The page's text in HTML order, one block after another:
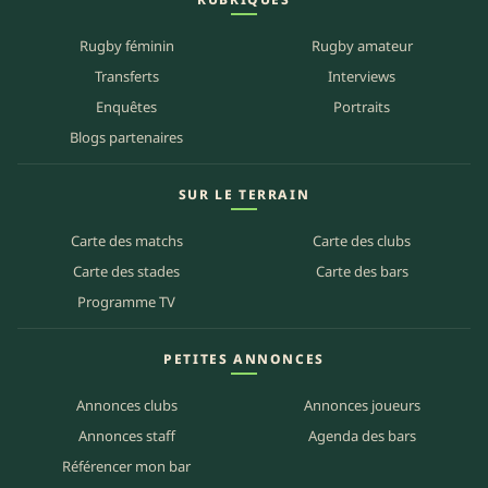
19:35
Brisbane Broncos – New Zealand Warriors
Suncorp Stadium • Brisbane
Voir le match →
8 AOÛT
17:30
Super League XIII
Wigan Warriors XIII • The JJB Stadium, Anjou Boulevard,
20:00
Hull FC – Castleford Tigers
Park,Anlaby Road,Kingston Upon Hull,HU3 6JU
Voir le match →
Rugby féminin
Rugby amateur
Transferts
Interviews
Enquêtes
Portraits
Blogs partenaires
SUR LE TERRAIN
Carte des matchs
Carte des clubs
Carte des stades
Carte des bars
Programme TV
PETITES ANNONCES
Annonces clubs
Annonces joueurs
Annonces staff
Agenda des bars
Référencer mon bar